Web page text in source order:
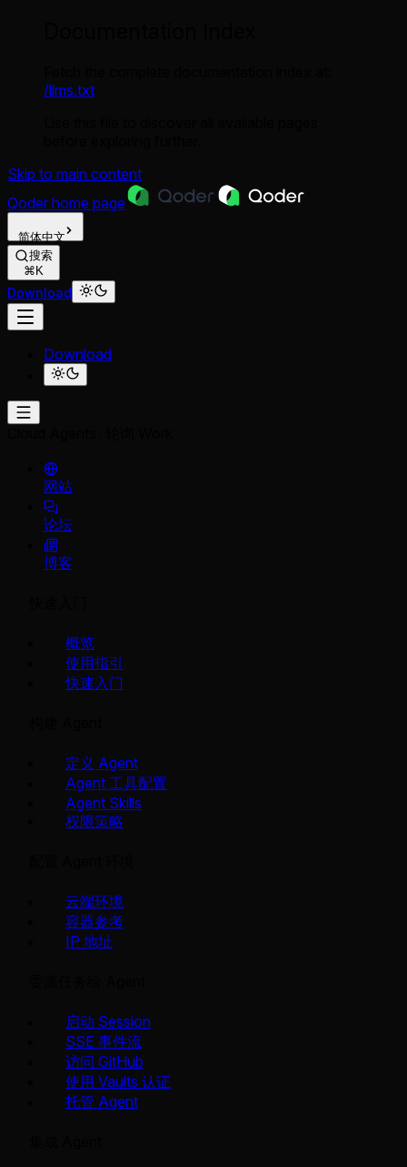
/llms.txt
Skip to main content
Qoder home page
简体中文
搜索
⌘K
Download
Download
网站
论坛
博客
概览
使用指引
快速入门
定义 Agent
Agent 工具配置
Agent Skills
权限策略
云端环境
容器参考
IP 地址
启动 Session
SSE 事件流
访问 GitHub
使用 Vaults 认证
托管 Agent